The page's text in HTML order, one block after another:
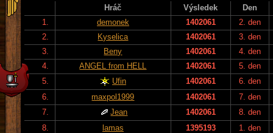
Hráč Výsledek
Den
1.
demonek 1402061
2. den
2.
Kyselica 1402061
3. den
3.
Beny 1402061
4. den
4.
ANGEL from HELL 1402061
5. den
5.
Ufin 1402061
6. den
6.
maxpol1999 1402061
7. den
7.
Jean 1402061
8. den
8.
lamas 1395193
1. den